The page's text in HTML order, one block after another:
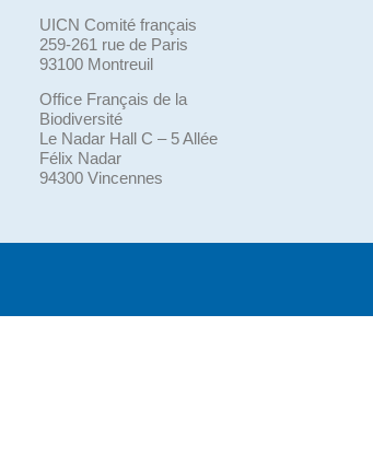
UICN Comité français
259-261 rue de Paris
93100 Montreuil
Office Français de la
Biodiversité
Le Nadar Hall C – 5 Allée
Félix Nadar
94300 Vincennes